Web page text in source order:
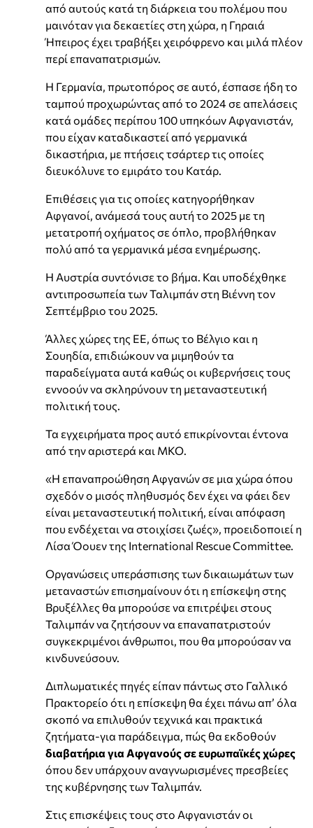
από αυτούς κατά τη διάρκεια του πολέμου που
μαινόταν για δεκαετίες στη χώρα, η Γηραιά
Ήπειρος έχει τραβήξει χειρόφρενο και μιλά πλέον
περί επαναπατρισμών.
Η Γερμανία, πρωτοπόρος σε αυτό, έσπασε ήδη το
ταμπού προχωρώντας από το 2024 σε απελάσεις
κατά ομάδες περίπου 100 υπηκόων Αφγανιστάν,
που είχαν καταδικαστεί από γερμανικά
δικαστήρια, με πτήσεις τσάρτερ τις οποίες
διευκόλυνε το εμιράτο του Κατάρ.
Επιθέσεις για τις οποίες κατηγορήθηκαν
Αφγανοί, ανάμεσά τους αυτή το 2025 με τη
μετατροπή οχήματος σε όπλο, προβλήθηκαν
πολύ από τα γερμανικά μέσα ενημέρωσης.
Η Αυστρία συντόνισε το βήμα. Και υποδέχθηκε
αντιπροσωπεία των Ταλιμπάν στη Βιέννη τον
Σεπτέμβριο του 2025.
Άλλες χώρες της ΕΕ, όπως το Βέλγιο και η
Σουηδία, επιδιώκουν να μιμηθούν τα
παραδείγματα αυτά καθώς οι κυβερνήσεις τους
εννοούν να σκληρύνουν τη μεταναστευτική
πολιτική τους.
Τα εγχειρήματα προς αυτό επικρίνονται έντονα
από την αριστερά και ΜΚΟ.
«Η επαναπροώθηση Αφγανών σε μια χώρα όπου
σχεδόν ο μισός πληθυσμός δεν έχει να φάει δεν
είναι μεταναστευτική πολιτική, είναι απόφαση
που ενδέχεται να στοιχίσει ζωές», προειδοποιεί η
Λίσα Όουεν της International Rescue Committee.
Οργανώσεις υπεράσπισης των δικαιωμάτων των
μεταναστών επισημαίνουν ότι η επίσκεψη στης
Βρυξέλλες θα μπορούσε να επιτρέψει στους
Ταλιμπάν να ζητήσουν να επαναπατριστούν
συγκεκριμένοι άνθρωποι, που θα μπορούσαν να
κινδυνεύσουν.
Διπλωματικές πηγές είπαν πάντως στο Γαλλικό
Πρακτορείο ότι η επίσκεψη θα έχει πάνω απ’ όλα
σκοπό να επιλυθούν τεχνικά και πρακτικά
ζητήματα-για παράδειγμα, πώς θα εκδοθούν
διαβατήρια για Αφγανούς σε ευρωπαϊκές χώρες
όπου δεν υπάρχουν αναγνωρισμένες πρεσβείες
της κυβέρνησης των Ταλιμπάν.
Στις επισκέψεις τους στο Αφγανιστάν οι